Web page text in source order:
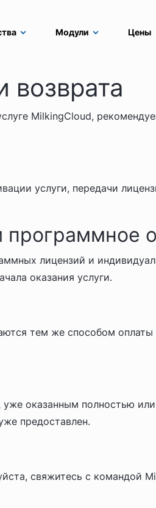
Модули Цены
возврата
MilkingCloud,
услуги, передачи
лицензий и
оказания услуги.
тем же способом
оказанным полностью
предоставлен.
свяжитесь с командой